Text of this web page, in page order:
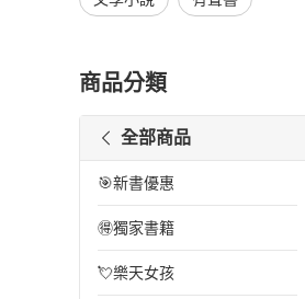
商品分類
全部商品
🎯新書優惠
🉐獨家書籍
💘樂天女孩